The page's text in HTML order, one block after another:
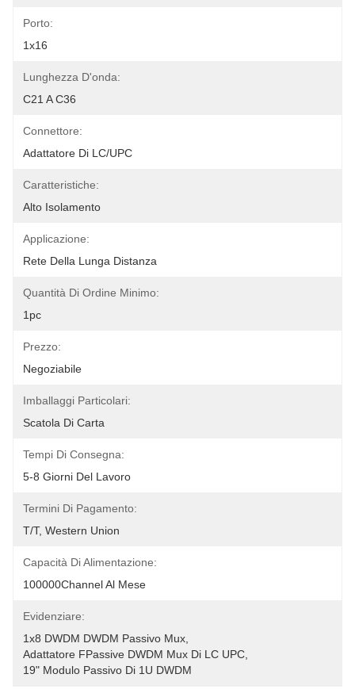
Porto:
1x16
Lunghezza D'onda:
C21 A C36
Connettore:
Adattatore Di LC/UPC
Caratteristiche:
Alto Isolamento
Applicazione:
Rete Della Lunga Distanza
Quantità Di Ordine Minimo:
1pc
Prezzo:
Negoziabile
Imballaggi Particolari:
Scatola Di Carta
Tempi Di Consegna:
5-8 Giorni Del Lavoro
Termini Di Pagamento:
T/T, Western Union
Capacità Di Alimentazione:
100000Channel Al Mese
Evidenziare:
1x8 DWDM DWDM Passivo Mux
Adattatore FPassive DWDM Mux Di LC UPC
19" Modulo Passivo Di 1U DWDM